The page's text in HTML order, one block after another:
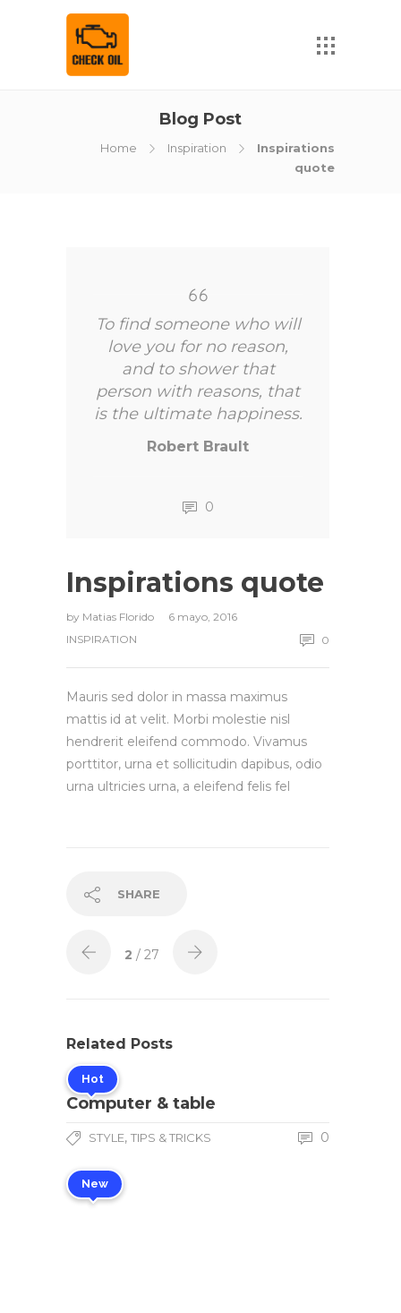
Blog Post
Home Inspiration
Inspirations
quote
To find someone who will
love you for no reason,
and to shower that
person with reasons, that
is the ultimate happiness.
Robert Brault
0
Inspirations quote
by Matias Florido
6 mayo, 2016
INSPIRATION
0
Mauris sed dolor in massa maximus
mattis id at velit. Morbi molestie nisl
hendrerit eleifend commodo. Vivamus
porttitor, urna et sollicitudin dapibus, odio
urna ultricies urna, a eleifend felis fel
SHARE
2 / 27
Related Posts
Hot
Computer & table
STYLE, TIPS & TRICKS 0
New